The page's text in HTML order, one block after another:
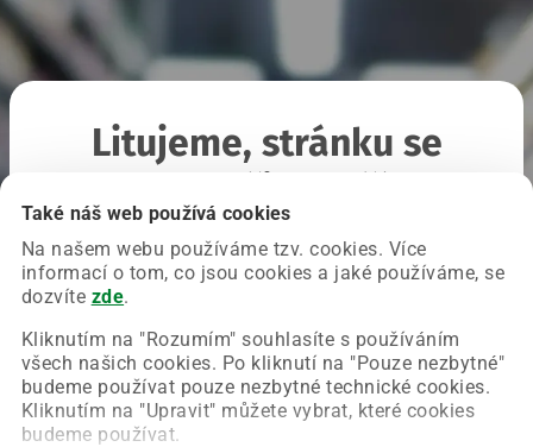
Také náš web používá cookies
Na našem webu používáme tzv. cookies. Více
informací o tom, co jsou cookies a jaké používáme, se
dozvíte zde.
Kliknutím na "Rozumím" souhlasíte s používáním
všech našich cookies. Po kliknutí na "Pouze nezbytné"
budeme používat pouze nezbytné technické cookies.
Kliknutím na "Upravit" můžete vybrat, které cookies
budeme používat.
Litujeme, stránku se
Chyba nastala na naší straně a už ji opravujeme.
Zkuste prosím znovu načíst požadovanou stránku.
Obnovit stránku Úvodní strana